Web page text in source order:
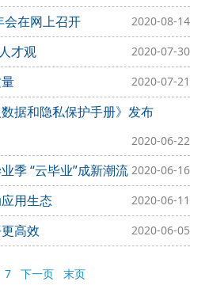
会在网上召开 2020-08-14
才观 2020-07-30
2020-07-21
数据和隐私保护手册》发布
2020-06-22
季 “云毕业”成新潮流 2020-06-16
用生态 2020-06-11
高效 2020-06-05
7 下一页 末页